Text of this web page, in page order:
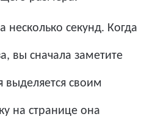
несколько секунд. Когда
вы сначала заметите
выделяется своим
на странице она